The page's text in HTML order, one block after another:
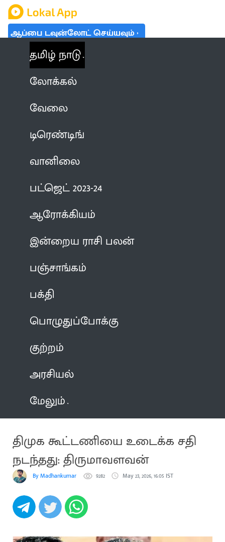
ஆப்பை டவுன்லோட் செய்யவும்
தமிழ் நாடு
லோக்கல்
வேலை
டிரெண்டிங்
வானிலை
பட்ஜெட் 2023-24
ஆரோக்கியம்
இன்றைய ராசி பலன்
பஞ்சாங்கம்
பக்தி
பொழுதுப்போக்கு
குற்றம்
அரசியல்
மேலும்
திமுக கூட்டணியை உடைக்க சதி
நடந்தது: திருமாவளவன்
By Madhankumar 9282 May 23, 2026, 16:05 IST